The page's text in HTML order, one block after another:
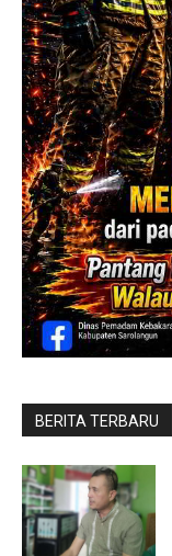
BERITA TERBARU